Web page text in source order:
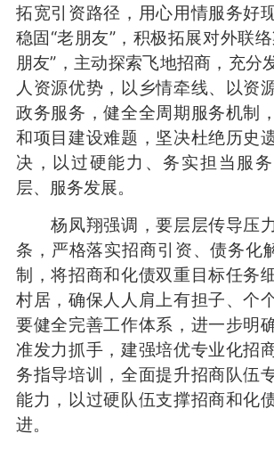
拓宽引资路径，用心用情服务好
稳固“老朋友”，积极拓展对外联
朋友”，主动探索飞地招商，充分
人资源优势，以乡情牵线、以资
政务服务，健全全周期服务机制
和项目建设难题，坚决杜绝历史
决，以过硬能力、务实担当服
层、服务发展。
杨凤翔强调，要层层传导压
条，严格落实招商引资、债务化
制，将招商和化债双重目标任务
村居，确保人人肩上有担子、个
要健全完善工作体系，进一步明
准发力抓手，建强培优专业化招
务指导培训，全面提升招商队伍
能力，以过硬队伍支撑招商和化
进。